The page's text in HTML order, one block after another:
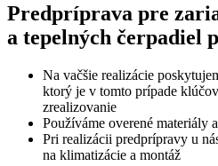
Predpríprava pre
a tepelných čerpadiel
Na vačšie realizácie
ktorý je v tomto prípade
zrealizovanie
Používáme overené materiály
Pri realizácii predprípravy u
na klimatizácie a montáž